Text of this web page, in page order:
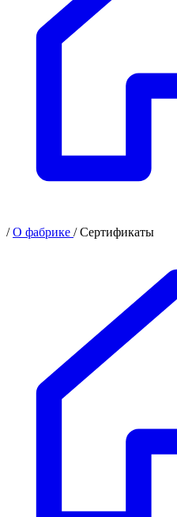
/О фабрике /Сертификаты